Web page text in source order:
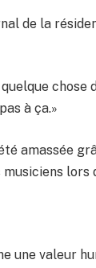
de la
quelque
à ça.»
amassée
une valeur